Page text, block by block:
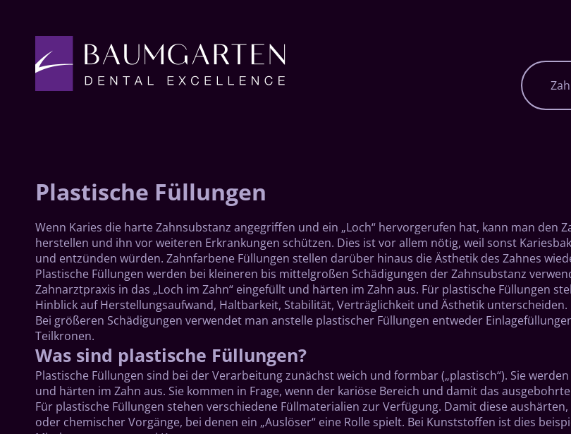
Plastische Füllungen
Wenn Karies die harte Zahnsubstanz angegriffen und ein „Loch“ hervorgerufen hat, kann man den
herstellen und ihn vor weiteren Erkrankungen schützen. Dies ist vor allem nötig, weil sonst
und entzünden würden. Zahnfarbene Füllungen stellen darüber hinaus die Ästhetik des Zahnes
Plastische Füllungen werden bei kleineren bis mittelgroßen Schädigungen der Zahnsubstanz
Zahnarztpraxis in das „Loch im Zahn“ eingefüllt und härten im Zahn aus. Für plastische Füllungen
Hinblick auf Herstellungsaufwand, Haltbarkeit, Stabilität, Verträglichkeit und Ästhetik unterscheiden.
Bei größeren Schädigungen verwendet man anstelle plastischer Füllungen entweder
Teilkronen.
Was sind plastische Füllungen?
Plastische Füllungen sind bei der Verarbeitung zunächst weich und formbar („plastisch“). Sie
und härten im Zahn aus. Sie kommen in Frage, wenn der kariöse Bereich und damit das
Für plastische Füllungen stehen verschiedene Füllmaterialien zur Verfügung. Damit diese
oder chemischer Vorgänge, bei denen ein „Auslöser“ eine Rolle spielt. Bei Kunststoffen ist dies